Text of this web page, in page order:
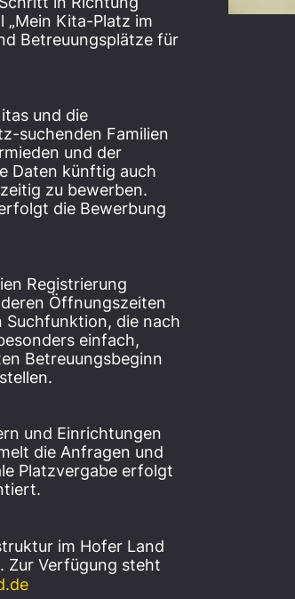
„Mein Kita-Platz im
Betreuungsplätze für
und die
suchenden Familien
und der
Daten künftig auch
zu bewerben.
die Bewerbung
Registrierung
Öffnungszeiten
Suchfunktion, die nach
einfach,
Betreuungsbeginn
und Einrichtungen
die Anfragen und
Platzvergabe erfolgt
im Hofer Land
Zur Verfügung steht